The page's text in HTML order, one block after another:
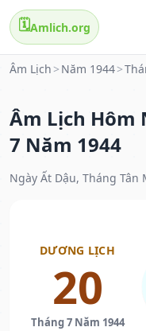
🗓️Amlich.org
Âm Lịch > Năm 1944>
Âm Lịch Hôm
7 Năm 1944
Ngày Ất Dậu, Tháng Tân
DƯƠNG LỊCH
20
Tháng 7 Năm 1944